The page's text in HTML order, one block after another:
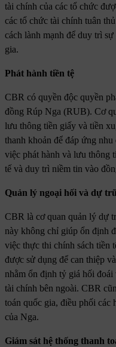
tài chính của các tổ chức
các tổ chức tài chính tuân
cách lành mạnh để duy trì
gia.
Phát hành tiền tệ
CBR có quyền độc quyền
đồng Rúp Nga (RUB). Cơ
lưu thông tiền giấy và tiền
thanh khoản để đáp ứng
việc phát hành và lưu thông
tế và duy trì niềm tin vào
Quản lý ngoại hối và dự
CBR là cơ quan quản lý dự
này không chỉ giúp ổn định
việc thực thi chính sách tiền
được sử dụng để can thiệp
nhằm ổn định tỷ giá hối
tài chính bên ngoài. CBR
toán quốc gia, điều phối các
của Nga.
Giám sát hệ thống thanh